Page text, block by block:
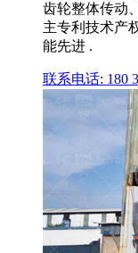
齿轮整体传动
主专利技术产
能先进 .
联系电话: 180